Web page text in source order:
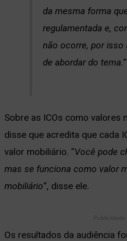
da mesma forma
regulamentada e,
não ocorre, por isso
de abordar do tema.”
Sobre as ICOs como valores
disse que acredita que cada
valor mobiliário. “Você pode
mas se funciona como valor
mobiliário“, disse ele.
Publicidade
Os resultados da audiência